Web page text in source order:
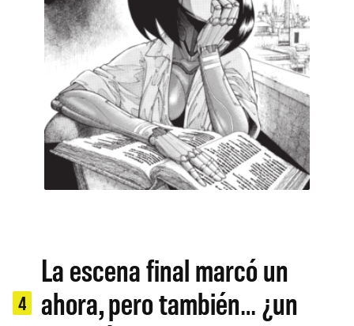
4
La escena final marcó un
ahora, pero también… ¿un